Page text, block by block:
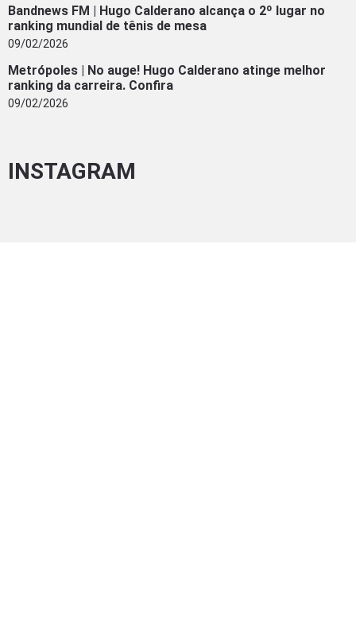
Bandnews FM | Hugo Calderano alcança o 2º lugar no
ranking mundial de tênis de mesa
09/02/2026
Metrópoles | No auge! Hugo Calderano atinge melhor
ranking da carreira. Confira
09/02/2026
INSTAGRAM